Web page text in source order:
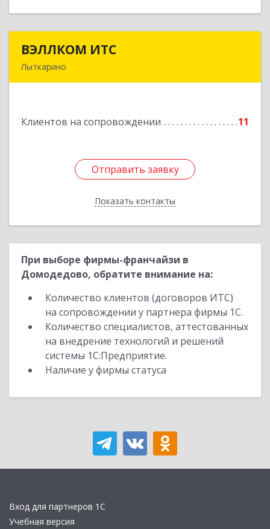
ВЭЛЛКОМ ИТС
Лыткарино
Клиентов на сопровождении 11
Отправить заявку
Показать контакты
Отправить заявку
Назад
При выборе фирмы-франчайзи в
Домодедово, обратите внимание на:
Количество клиентов (договоров ИТС)
на сопровождении у партнера фирмы 1С.
Количество специалистов, аттестованных
на внедрение технологий и решений
системы 1С:Предприятие.
Наличие у фирмы статуса
Вход для партнеров 1С
Учебная версия